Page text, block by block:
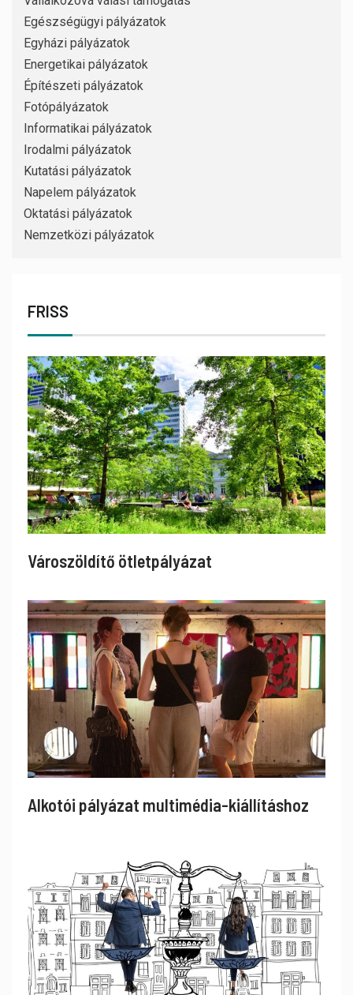
Egészségügyi pályázatok
Egyházi pályázatok
Energetikai pályázatok
Építészeti pályázatok
Fotópályázatok
Informatikai pályázatok
Irodalmi pályázatok
Kutatási pályázatok
Napelem pályázatok
Oktatási pályázatok
Nemzetközi pályázatok
FRISS
Városzöldítő ötletpályázat
Alkotói pályázat multimédia-kiállításhoz